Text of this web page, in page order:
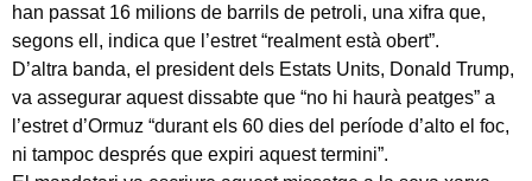
han passat 16 milions de barrils de petroli, una xifra que,
segons ell, indica que l’estret “realment està obert”.
D’altra banda, el president dels Estats Units, Donald Trump,
va assegurar aquest dissabte que “no hi haurà peatges” a
l’estret d’Ormuz “durant els 60 dies del període d’alto el foc,
ni tampoc després que expiri aquest termini”.